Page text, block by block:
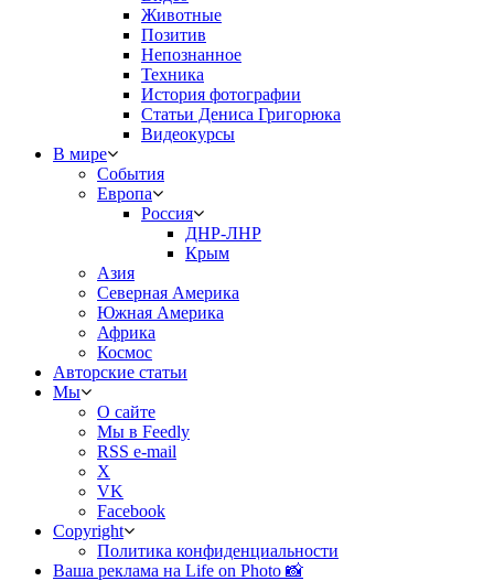
Животные
Позитив
Непознанное
Техника
История фотографии
Статьи Дениса Григорюка
Видеокурсы
В мире
События
Европа
Россия
ДНР-ЛНР
Крым
Азия
Северная Америка
Южная Америка
Африка
Космос
Авторские статьи
Мы
О сайте
Мы в Feedly
RSS e-mail
X
VK
Facebook
Copyright
Политика конфиденциальности
Ваша реклама на Life on Photo 📸